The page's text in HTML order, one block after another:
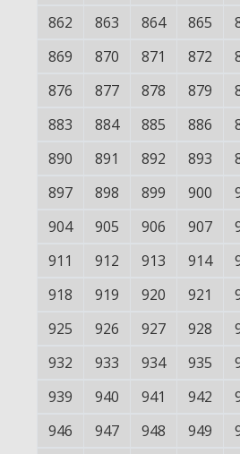
862
863 864 865
869
870 871 872
876
877 878 879
883
884 885 886
890
891 892 893
897
898 899 900
904
905 906 907
911
912 913 914
918
919 920 921
925
926 927 928
932
933 934 935
939
940 941 942
946
947 948 949